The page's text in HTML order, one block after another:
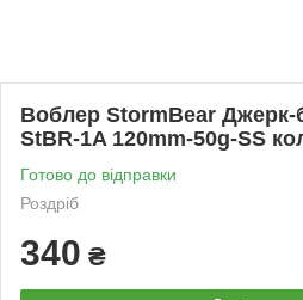
Воблер StormBear Джерк-
StBR-1A 120mm-50g-SS
Готово до відправки
Роздріб
340 ₴